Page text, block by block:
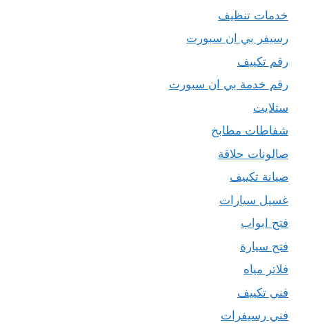
خدمات تنظيف
رسيفر بي ان سبورت
رقم تكييف
رقم خدمة بي ان سبورت
ستلايت
شفاطات مطابخ
صالونات حلاقة
صيانة تكييف
غسيل سيارات
فتح ابواب
فتح سيارة
فلاتر مياه
فني تكييف
فني رسيفرات